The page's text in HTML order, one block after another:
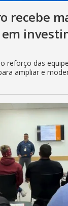
recebe
reforço das
ampliar e